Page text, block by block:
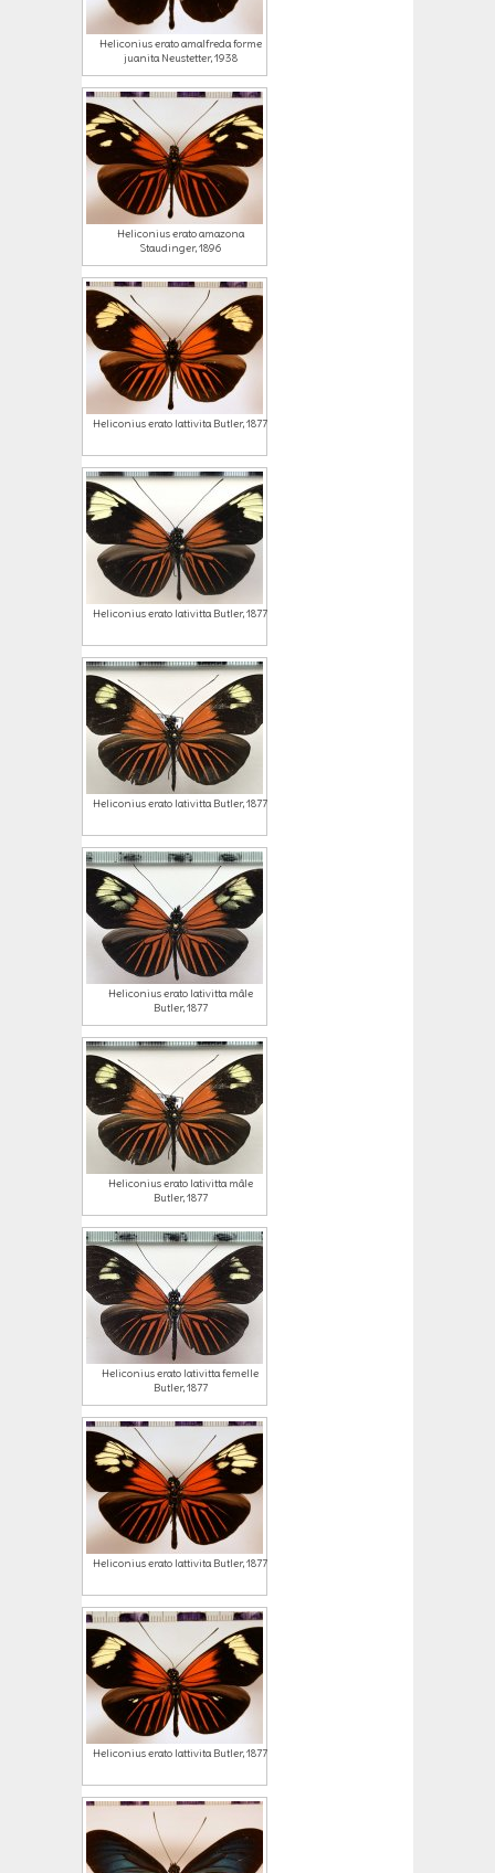
Heliconius erato amalfreda forme
juanita Neustetter, 1938
Heliconius erato amazona
Staudinger, 1896
Heliconius erato lattivita Butler, 1877
Heliconius erato lativitta Butler, 1877
Heliconius erato lativitta Butler, 1877
Heliconius erato lativitta mâle
Butler, 1877
Heliconius erato lativitta mâle
Butler, 1877
Heliconius erato lativitta femelle
Butler, 1877
Heliconius erato lattivita Butler, 1877
Heliconius erato lattivita Butler, 1877